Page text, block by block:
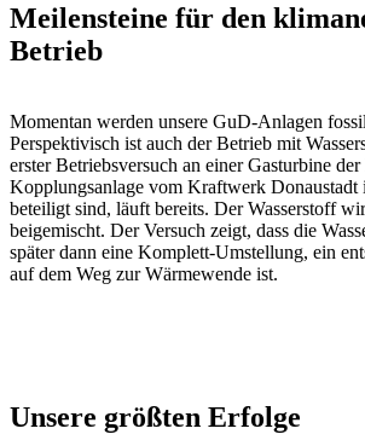
Meilensteine für den
Betrieb
Momentan werden unsere GuD-Anlagen
Perspektivisch ist auch der Betrieb mit
erster Betriebsversuch an einer Gasturbine
Kopplungsanlage vom Kraftwerk Donaustadt
beteiligt sind, läuft bereits. Der Wasserstoff
beigemischt. Der Versuch zeigt, dass die
später dann eine Komplett-Umstellung, ein
auf dem Weg zur Wärmewende ist.
Unsere größten Erfolge